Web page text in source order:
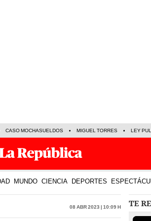
CASO MOCHASUELDOS MIGUEL TORRES LEY
MUNDO CIENCIA DEPORTES
08 Abr 2023 | 10:09 h TE